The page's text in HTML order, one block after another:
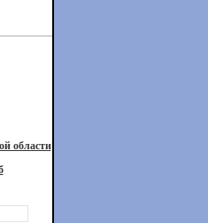
области